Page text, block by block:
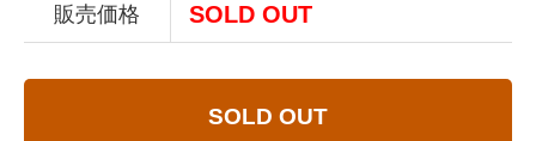
販売価格 SOLD OUT
SOLD OUT